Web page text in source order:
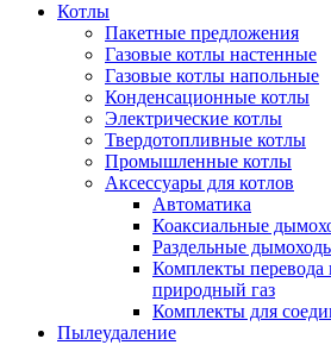
Котлы
Пакетные предложения
Газовые котлы настенные
Газовые котлы напольные
Конденсационные котлы
Электрические котлы
Твердотопливные котлы
Промышленные котлы
Аксессуары для котлов
Автоматика
Коаксиальные
Раздельные
Комплекты
природный газ
Комплекты для
Пылеудаление